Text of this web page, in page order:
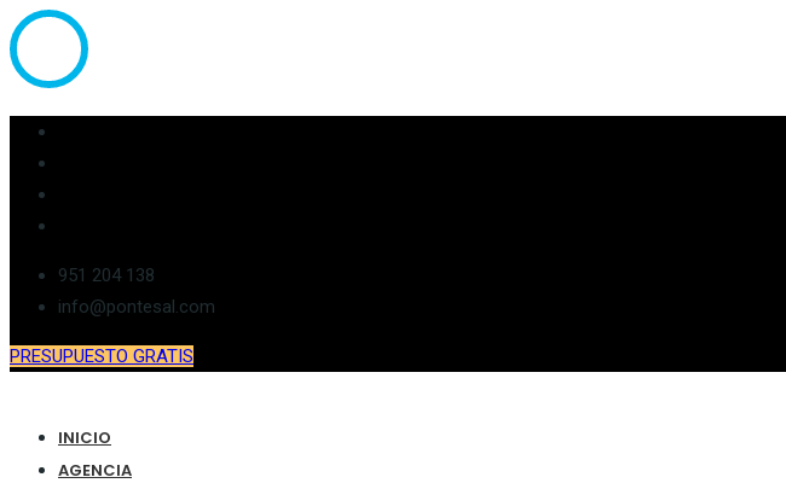
951 204 138
info@pontesal.com
PRESUPUESTO GRATIS
INICIO
AGENCIA